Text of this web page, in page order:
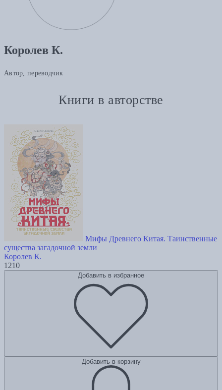
Королев К.
Автор, переводчик
Книги в авторстве
Мифы Древнего Китая. Таинственные
существа загадочной земли
Королев К.
1210
Добавить в избранное
Добавить в корзину